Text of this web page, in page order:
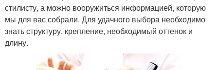
стилисту, а можно вооружиться информацией, которую
мы для вас собрали. Для удачного выбора необходимо
знать структуру, крепление, необходимый оттенок и
длину.